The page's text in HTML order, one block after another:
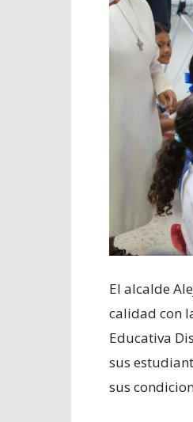
El alcalde
calidad con
Educativa
sus
sus